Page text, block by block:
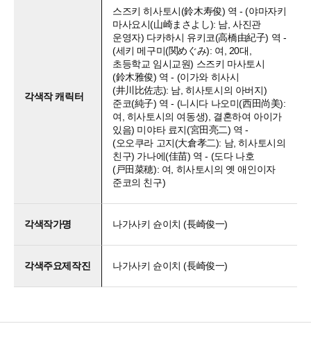
각색작 캐릭터
스즈키 히사토시(鈴木寿俊) 역 - (야마자키
마사요시(山崎まさよし): 남, 사진관
운영자) 다카하시 유키코(高橋由紀子) 역 -
(세키 메구미(関めぐみ): 여, 20대,
초등학교 임시교원) 스즈키 마사토시
(鈴木雅俊) 역 - (이가와 히사시
(井川比佐志): 남, 히사토시의 아버지)
준코(純子) 역 - (니시다 나오미(西田尚美):
여, 히사토시의 여동생), 결혼하여 아이가
있음) 미야타 료지(宮田亮二) 역 -
(오오쿠라 고지(大倉孝二): 남, 히사토시의
친구) 가나에(佳苗) 역 - (도다 나호
(戸田菜穂): 여, 히사토시의 옛 애인이자
준코의 친구)
각색작가명 나가사키 슌이치 (長崎俊一)
각색주요제작진 나가사키 슌이치 (長崎俊一)